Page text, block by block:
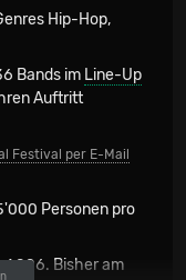
Hip-Hop,
Bands im Line-Up
Auftritt
Festival per E-Mail
Personen pro
1996. Bisher am